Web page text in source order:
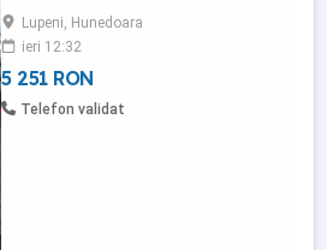
de jante aliaj cu cauciucuri de iarna. Kit de
ambreiaj nou. Pret 1000 euro negociabil.
Relatii la telefon ., data fabricatiei: 1996,
kilometraj: ...
Lupeni, Hunedoara
ieri 12:32
5 251 RON
Telefon validat